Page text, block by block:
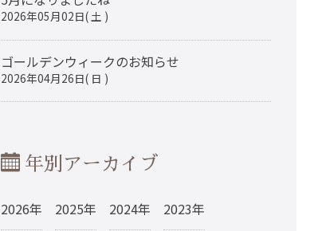
2026年05月02日( 土 )
ゴールデンウィークのお知らせ
2026年04月26日( 日 )
年別アーカイブ
2026年 2025年 2024年 2023年